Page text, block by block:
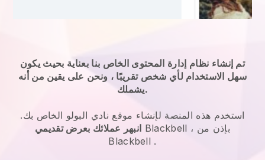
تم إنشاء نظام إدارة المحتوى الخاص بنا بعناية بحيث يكون
سهل الاستخدام لأي شخص تقريبًا ، ونحن على يقين من أنه
يشملك.
استخدم هذه المنصة لإنشاء موقع نادي البولو الخاص بك.
انبهر عملائك بعرض تقديمي Blackbell
، بإذن من
Blackbell .